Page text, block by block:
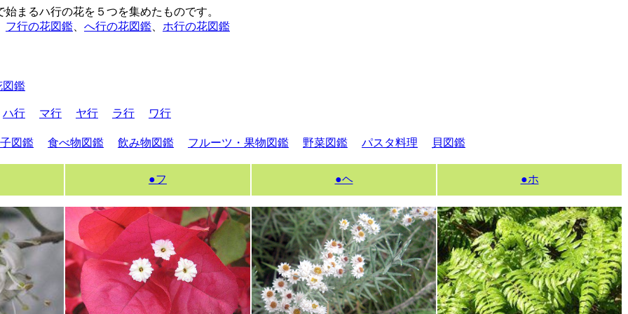
まるハ行の花を５つを集めたものです。
フ行の花図鑑 へ行の花図鑑 ホ行の花図鑑
図鑑
ハ行 マ行 ヤ行 ラ行 ワ行
図鑑 食べ物図鑑 飲み物図鑑 フルーツ・果物図鑑 野菜図鑑 パスタ料理 貝図鑑
●フ ●ヘ ●ホ